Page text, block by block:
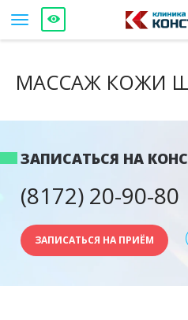
МАССАЖ КОЖИ
ЗАПИСАТЬСЯ НА
(8172) 20-90-80
ЗАПИСАТЬСЯ НА ПРИЁМ